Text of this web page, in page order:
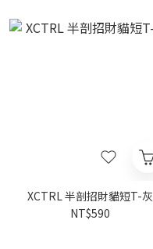
XCTRL 半剖招財貓短T-灰
NT$590